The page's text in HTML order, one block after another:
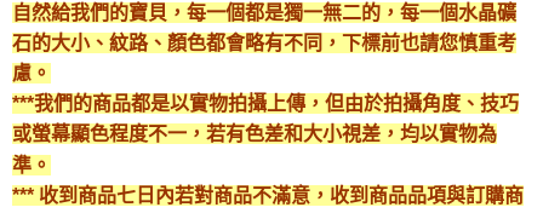
自然給我們的寶貝，每一個都是獨一無二的，每一個水晶礦
石的大小、紋路、顏色都會略有不同，下標前也請您慎重考
慮。
***我們的商品都是以實物拍攝上傳，但由於拍攝角度、技巧
或螢幕顯色程度不一，若有色差和大小視差，均以實物為
準。
*** 收到商品七日內若對商品不滿意，收到商品品項與訂購商